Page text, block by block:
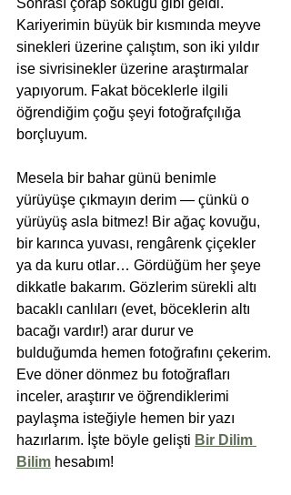
Sonrası çorap söküğü gibi geldi.
Kariyerimin büyük bir kısmında meyve
sinekleri üzerine çalıştım, son iki yıldır
ise sivrisinekler üzerine araştırmalar
yapıyorum. Fakat böceklerle ilgili
öğrendiğim çoğu şeyi fotoğrafçılığa
borçluyum.
Mesela bir bahar günü benimle
yürüyüşe çıkmayın derim — çünkü o
yürüyüş asla bitmez! Bir ağaç kovuğu,
bir karınca yuvası, rengârenk çiçekler
ya da kuru otlar… Gördüğüm her şeye
dikkatle bakarım. Gözlerim sürekli altı
bacaklı canlıları (evet, böceklerin altı
bacağı vardır!) arar durur ve
bulduğumda hemen fotoğrafını çekerim.
Eve döner dönmez bu fotoğrafları
inceler, araştırır ve öğrendiklerimi
paylaşma isteğiyle hemen bir yazı
hazırlarım. İşte böyle gelişti Bir Dilim
Bilim hesabım!